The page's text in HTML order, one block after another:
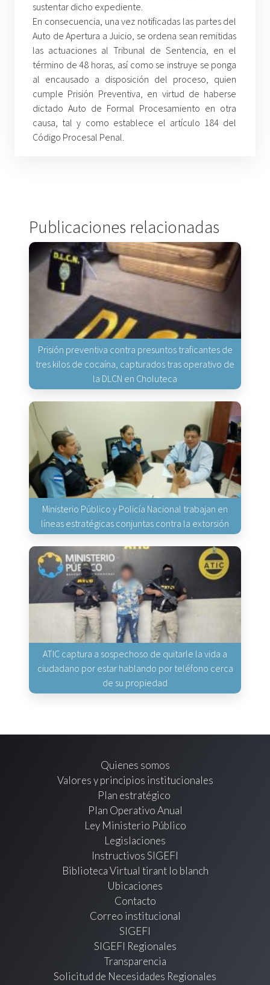
sustentar dicho expediente.
En consecuencia, una vez notificadas las partes del
Auto de Apertura a Juicio, se ordena sean remitidas
las actuaciones al Tribunal de Sentencia, en el
término de 48 horas, así como se instruye se ponga
al encausado a disposición del proceso, quien
cumple Prisión Preventiva, en virtud de haberse
dictado Auto de Formal Procesamiento en otra
causa, tal y como establece el artículo 184 del
Código Procesal Penal.
Publicaciones relacionadas
Prisión preventiva contra presuntos traficantes de
tres kilos de cocaína, capturados tras operativo de
la DLCN en Choluteca
Ministerio Público y Policía Nacional trabajan en
líneas estratégicas conjuntas contra la extorsión
ATIC captura a sospechoso de quitarle la vida a
ciudadano por estar hablando por teléfono cerca
de su propiedad
Quienes somos
Valores y principios institucionales
Plan estratégico
Plan Operativo Anual
Ley Ministerio Público
Legislaciones
Instructivos SIGEFI
Biblioteca Virtual tirant lo blanch
Ubicaciones
Contacto
Correo institucional
SIGEFI
SIGEFI Regionales
Transparencia
Solicitud de Necesidades Regionales